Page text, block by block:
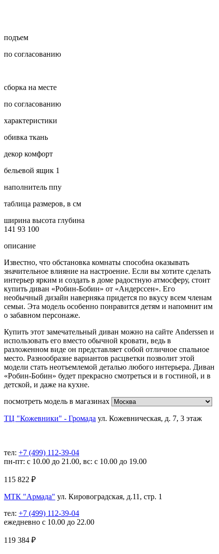
подъем
по согласованию
сборка на месте
по согласованию
характеристики
обивка ткань
декор комфорт
бельевой ящик 1
наполнитель ппу
таблица размеров, в см
ширина высота глубина
141 93 100
описание
Известно, что обстановка комнаты способна оказывать
значительное влияние на настроение. Если вы хотите сделать
интерьер ярким и создать в доме радостную атмосферу, стоит
купить диван «Робин-Бобин» от «Андерссен». Его
необычный дизайн наверняка придется по вкусу всем членам
семьи. Эта модель особенно понравится детям и напомнит им
о забавном персонаже.
Купить этот замечательный диван можно на сайте Anderssen и
использовать его вместо обычной кровати, ведь в
разложенном виде он представляет собой отличное спальное
место. Разнообразие вариантов расцветки позволит этой
модели стать неотъемлемой деталью любого интерьера. Диван
«Робин-Бобин» будет прекрасно смотреться и в гостиной, и в
детской, и даже на кухне.
посмотреть модель в магазинах
ТЦ "Кожевники" - Громада ул. Кожевническая, д. 7, 3 этаж
тел: +7 (499) 112-39-04
пн-пт: с 10.00 до 21.00, вс: с 10.00 до 19.00
115 822 ₽
МТК "Армада" ул. Кировоградская, д.11, стр. 1
тел: +7 (499) 112-39-04
ежедневно с 10.00 до 22.00
119 384 ₽